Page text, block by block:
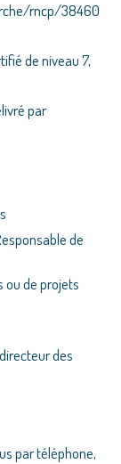
rncp/38460
de niveau 7,
par
de
ou de projets
des
par téléphone,